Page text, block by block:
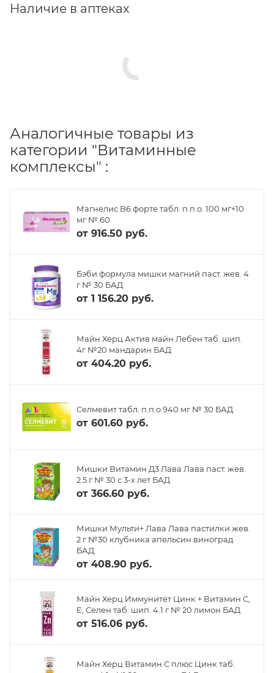
Наличие в аптеках
Аналогичные товары из
категории "Витаминные
комплексы" :
Магнелис B6 форте табл. п.п.о. 100 мг+10
мг № 60
от 916.50 руб.
Бэби формула мишки магний паст. жев. 4
г № 30 БАД
от 1 156.20 руб.
Майн Херц Актив майн Лебен таб. шип.
4г №20 мандарин БАД
от 404.20 руб.
Селмевит табл. п.п.о 940 мг № 30 БАД
от 601.60 руб.
Мишки Витамин Д3 Лава Лава паст. жев.
2.5 г № 30 с 3-х лет БАД
от 366.60 руб.
Мишки Мульти+ Лава Лава пастилки жев.
2 г №30 клубника апельсин виноград
БАД
от 408.90 руб.
Майн Херц Иммунитет Цинк + Витамин С,
Е, Селен таб. шип. 4.1 г № 20 лимон БАД
от 516.06 руб.
Майн Херц Витамин С плюс Цинк таб.